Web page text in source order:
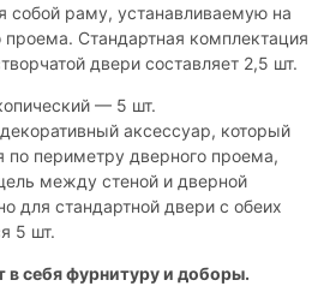
собой раму, устанавливаемую на
проема. Стандартная комплектация
двери составляет 2,5 шт.
— 5 шт.
аксессуар, который
по периметру дверного проема,
между стеной и дверной
для стандартной двери с обеих
5 шт.
в себя фурнитуру и доборы.